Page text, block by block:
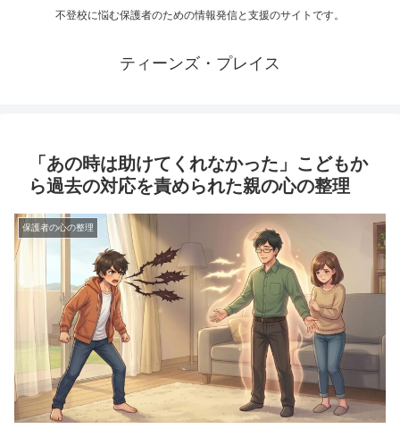
不登校に悩む保護者のための情報発信と支援のサイトです。
ティーンズ・プレイス
「あの時は助けてくれなかった」こどもか
ら過去の対応を責められた親の心の整理
保護者の心の整理